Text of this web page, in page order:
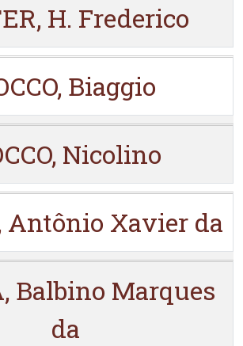
H. Frederico
Biaggio
Nicolino
Antônio Xavier da
Balbino Marques
da